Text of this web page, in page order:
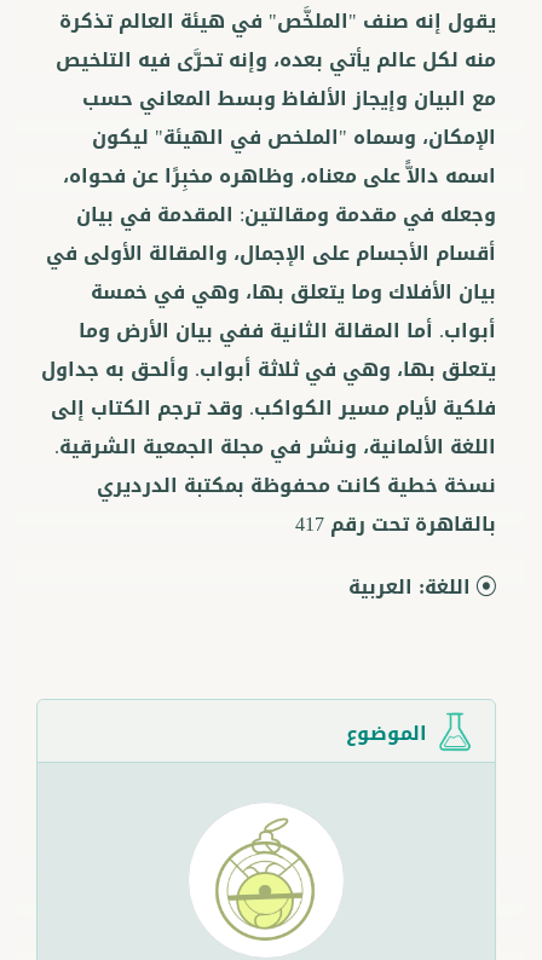
يقول إنه صنف "الملخَّص" في هيئة العالم تذكرة
منه لكل عالم يأتي بعده، وإنه تحرَّى فيه التلخيص
مع البيان وإيجاز الألفاظ وبسط المعاني حسب
الإمكان، وسماه "الملخص في الهيئة" ليكون
اسمه دالاًّ على معناه، وظاهره مخبِرًا عن فحواه،
وجعله في مقدمة ومقالتين: المقدمة في بيان
أقسام الأجسام على الإجمال، والمقالة الأولى في
بيان الأفلاك وما يتعلق بها، وهي في خمسة
أبواب. أما المقالة الثانية ففي بيان الأرض وما
يتعلق بها، وهي في ثلاثة أبواب. وألحق به جداول
فلكية لأيام مسير الكواكب. وقد ترجم الكتاب إلى
اللغة الألمانية، ونشر في مجلة الجمعية الشرقية.
نسخة خطية كانت محفوظة بمكتبة الدرديري
بالقاهرة تحت رقم 417
اللغة:العربية
الموضوع